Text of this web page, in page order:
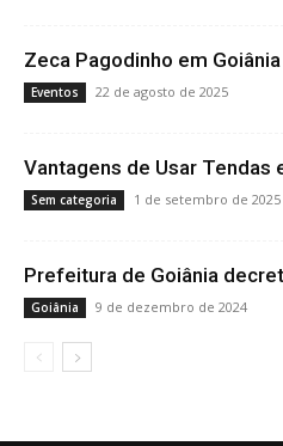
Zeca Pagodinho em Goiânia
Eventos 22 de agosto de 2025
Vantagens de Usar Tendas
Sem categoria 1 de setembro de 2025
Prefeitura de Goiânia
Goiânia 9 de dezembro de 2024